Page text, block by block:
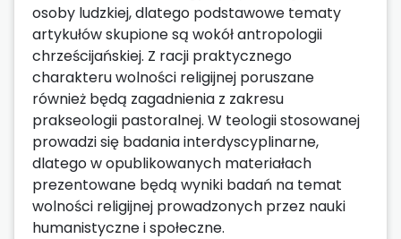
osoby ludzkiej, dlatego podstawowe tematy
artykułów skupione są wokół antropologii
chrześcijańskiej. Z racji praktycznego
charakteru wolności religijnej poruszane
również będą zagadnienia z zakresu
prakseologii pastoralnej. W teologii stosowanej
prowadzi się badania interdyscyplinarne,
dlatego w opublikowanych materiałach
prezentowane będą wyniki badań na temat
wolności religijnej prowadzonych przez nauki
humanistyczne i społeczne.